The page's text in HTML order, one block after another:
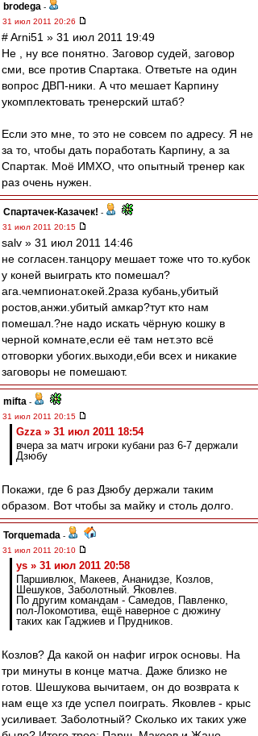
brodega -
31 июл 2011 20:26
# Arni51 » 31 июл 2011 19:49
Не , ну все понятно. Заговор судей, заговор
сми, все против Спартака. Ответьте на один
вопрос ДВП-ники. А что мешает Карпину
укомплектовать тренерский штаб?
Если это мне, то это не совсем по адресу. Я не
за то, чтобы дать поработать Карпину, а за
Спартак. Моё ИМХО, что опытный тренер как
раз очень нужен.
Спартачек-Казачек! -
31 июл 2011 20:15
salv » 31 июл 2011 14:46
не согласен.танцору мешает тоже что то.кубок
у коней выиграть кто помешал?
ага.чемпионат.окей.2раза кубань,убитый
ростов,анжи.убитый амкар?тут кто нам
помешал.?не надо искать чёрную кошку в
черной комнате,если её там нет.это всё
отговорки убогих.выходи,еби всех и никакие
заговоры не помешают.
mifta -
31 июл 2011 20:15
Gzza » 31 июл 2011 18:54
вчера за матч игроки кубани раз 6-7 держали
Дзюбу
Покажи, где 6 раз Дзюбу держали таким
образом. Вот чтобы за майку и столь долго.
Torquemada -
31 июл 2011 20:10
ys » 31 июл 2011 20:58
Паршивлюк, Макеев, Ананидзе, Козлов,
Шешуков, Заболотный. Яковлев.
По другим командам - Самедов, Павленко,
пол-Локомотива, ещё наверное с дюжину
таких как Гаджиев и Прудников.
Козлов? Да какой он нафиг игрок основы. На
три минуты в конце матча. Даже близко не
готов. Шешукова вычитаем, он до возврата к
нам еще хз где успел поиграть. Яковлев - крыс
усиливает. Заболотный? Сколько их таких уже